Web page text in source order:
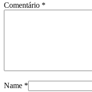
Comentário *
Name *